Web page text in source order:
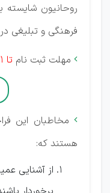
روحانیون شایسته
فرهنگی و تبلیغی
 مهلت ثبت نام تا 31 خردادماه 1405
مخاطبان این
هستند که:
از آشنایی